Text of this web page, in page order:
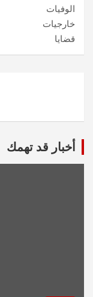
الوفيات
خارجيات
قضايا
أخبار قد تهمك